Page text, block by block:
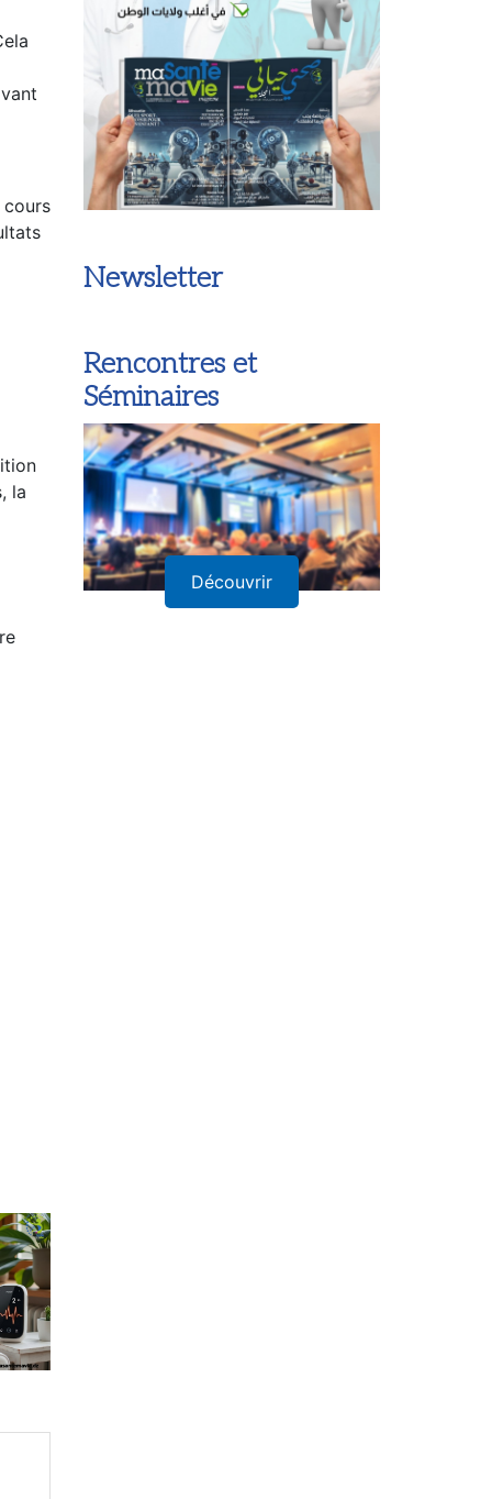
cours
la
Newsletter
Rencontres et
Séminaires
Découvrir